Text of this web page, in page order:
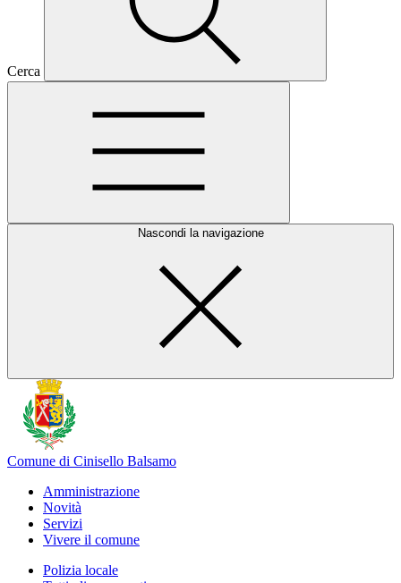
Cerca
Nascondi la navigazione
Comune di Cinisello Balsamo
Amministrazione
Novità
Servizi
Vivere il comune
Polizia locale